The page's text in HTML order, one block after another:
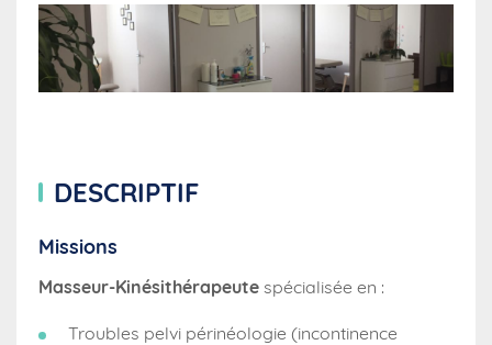
DESCRIPTIF
Missions
Masseur-Kinésithérapeute spécialisée en :
Troubles pelvi périnéologie (incontinence